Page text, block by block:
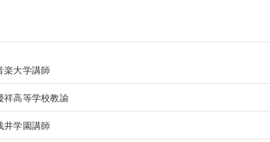
楽大学講師
祥高等学校教諭
井学園講師